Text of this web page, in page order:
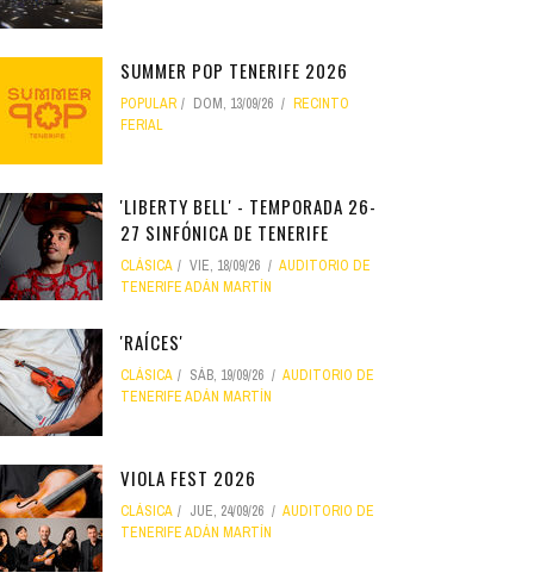
SUMMER POP TENERIFE 2026
POPULAR DOM, 13/09/26
RECINTO
FERIAL
'LIBERTY BELL' - TEMPORADA 26-
27 SINFÓNICA DE TENERIFE
CLÁSICA VIE, 18/09/26
AUDITORIO DE
TENERIFE ADÁN MARTÍN
'RAÍCES'
CLÁSICA SÁB, 19/09/26
AUDITORIO DE
TENERIFE ADÁN MARTÍN
VIOLA FEST 2026
CLÁSICA JUE, 24/09/26
AUDITORIO DE
TENERIFE ADÁN MARTÍN